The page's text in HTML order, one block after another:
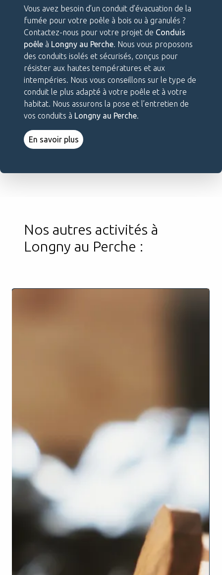
Vous avez besoin d’un conduit d’évacuation de la
fumée pour votre poêle à bois ou à granulés ?
Contactez-nous pour votre projet de Conduis
poêle à Longny au Perche. Nous vous proposons
des conduits isolés et sécurisés, conçus pour
résister aux hautes températures et aux
intempéries. Nous vous conseillons sur le type de
conduit le plus adapté à votre poêle et à votre
habitat. Nous assurons la pose et l’entretien de
vos conduits à Longny au Perche.
En savoir plus
Nos autres activités à
Longny au Perche :